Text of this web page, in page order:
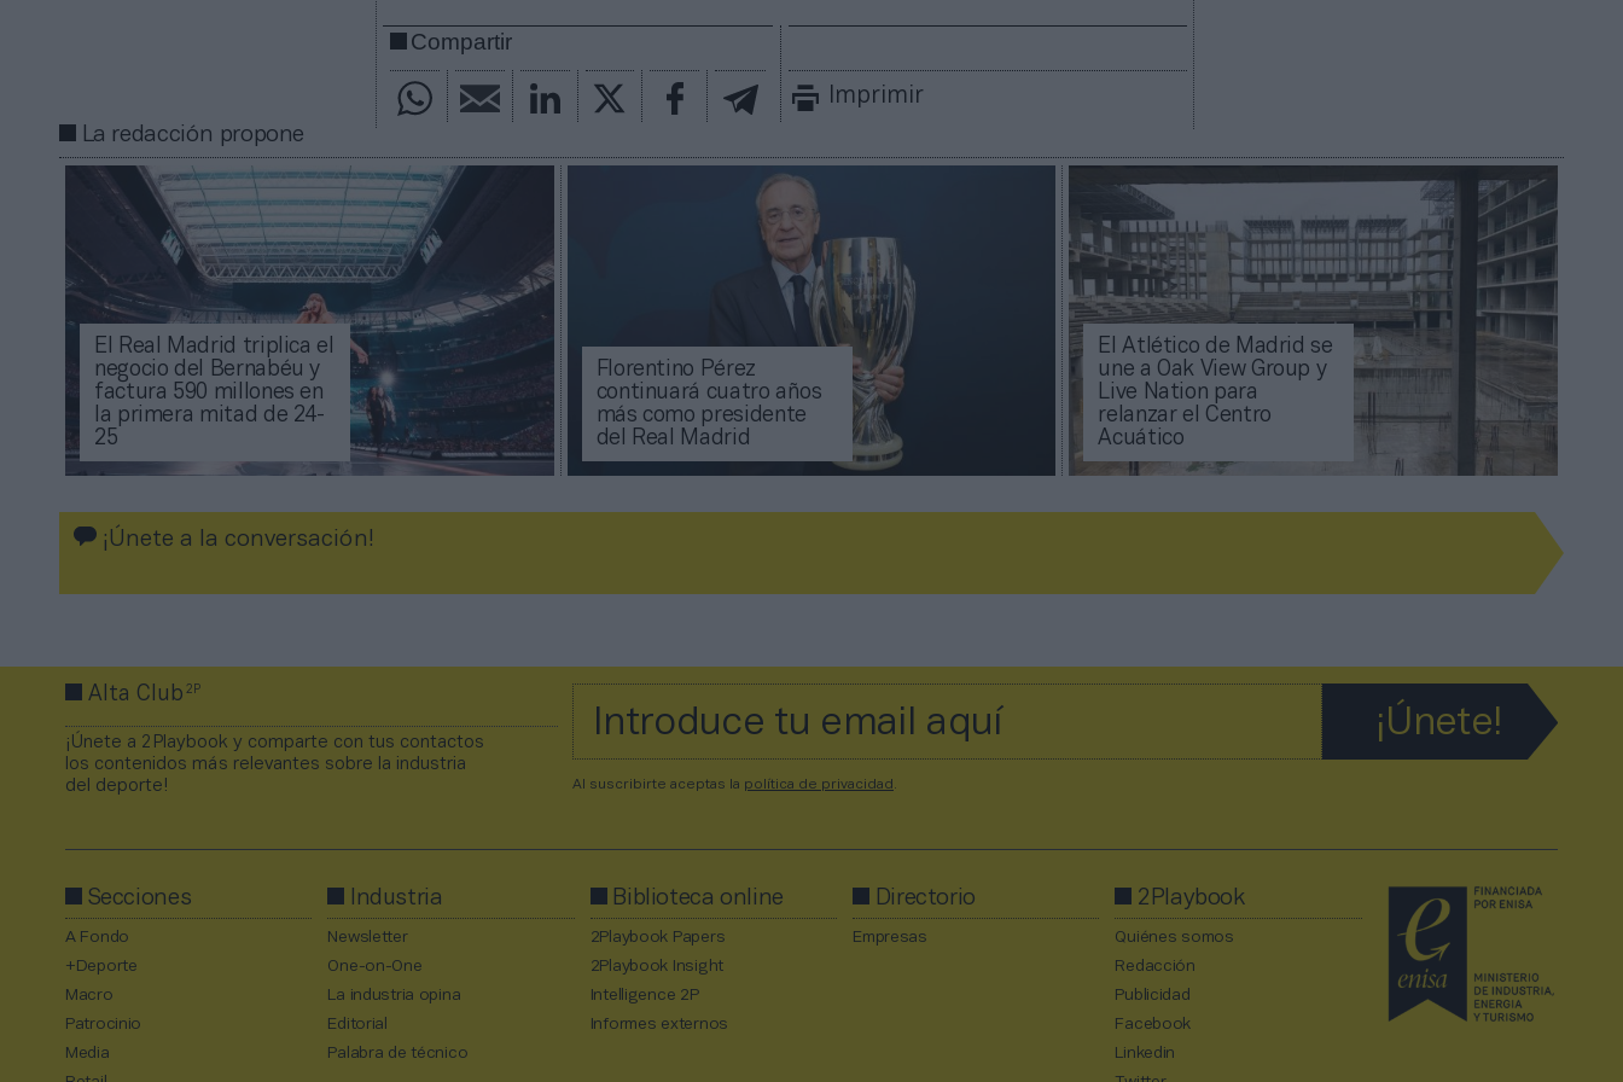
Compartir
Imprimir
La redacción propone
El Real Madrid triplica el
negocio del Bernabéu y
factura 590 millones en
la primera mitad de 24-
25
Florentino Pérez
continuará cuatro años
más como presidente
del Real Madrid
El Atlético de Madrid se
une a Oak View Group y
Live Nation para
relanzar el Centro
Acuático
¡Únete a la conversación!
Alta Club2P
¡Únete a 2Playbook y comparte con tus contactos
los contenidos más relevantes sobre la industria
del deporte!
Al suscribirte aceptas la política de privacidad .
Secciones
A Fondo
+Deporte
Macro
Patrocinio
Media
Industria
Newsletter
One-on-One
La industria opina
Editorial
Palabra de técnico
Biblioteca online
2Playbook Papers
2Playbook Insight
Intelligence 2P
Informes externos
Directorio
Empresas
2Playbook
Quiénes somos
Redacción
Publicidad
Facebook
Linkedin